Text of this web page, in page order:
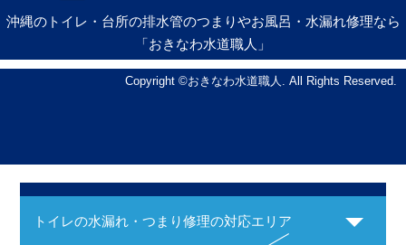
沖縄のトイレ・台所の排水管のつまりやお風呂・水漏れ修理なら
「おきなわ水道職人」
Copyright ©おきなわ水道職人. All Rights Reserved.
トイレの水漏れ・つまり修理の対応エリア